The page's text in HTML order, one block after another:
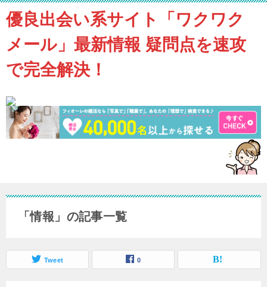
優良出会い系サイト「ワクワク
メール」最新情報 疑問点を速攻
で完全解決！
「情報」の記事一覧
Tweet 0